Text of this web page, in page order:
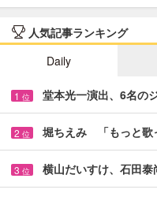
人気記事ランキング
Daily
1 位 堂本光一演出、6名の
2 位 堀ちえみ 「もっと歌
3 位 横山だいすけ、石田